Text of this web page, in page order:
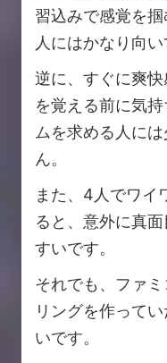
習込みで感覚を
人にはかなり向い
逆に、すぐに爽
を覚える前に気
ムを求める人に
ん。
また、4人でワイ
ると、意外に真
すいです。
それでも、ファ
リングを作って
いです。